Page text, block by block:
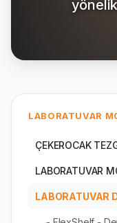
LABORATUVAR
ÇEKEROCAK
LABORATUVAR
LABORATUVAR